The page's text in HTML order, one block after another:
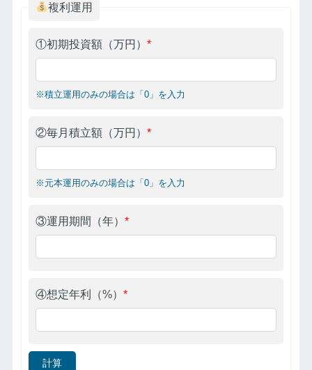
複利運用
①初期投資額（万円） *
※積立運用のみの場合は「0」を入力
②毎月積立額（万円） *
※元本運用のみの場合は「0」を入力
③運用期間（年） *
④想定年利（%） *
計算